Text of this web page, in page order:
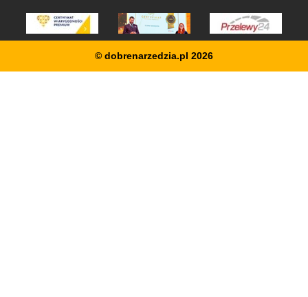
© dobrenarzedzia.pl 2026